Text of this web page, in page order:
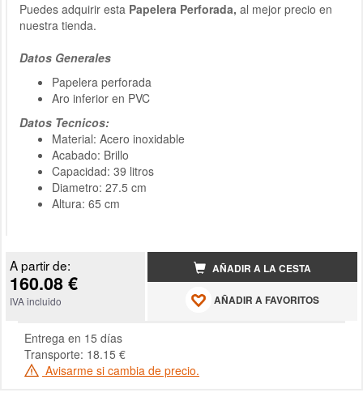
Puedes adquirir esta Papelera Perforada, al mejor precio en
nuestra tienda.
Datos Generales
Papelera perforada
Aro inferior en PVC
Datos Tecnicos:
Material: Acero inoxidable
Acabado: Brillo
Capacidad: 39 litros
Diametro: 27.5 cm
Altura: 65 cm
A partir de:
160.08 €
IVA incluido
AÑADIR A LA CESTA
AÑADIR A FAVORITOS
Entrega en 15 días
Transporte: 18.15 €
Avisarme si cambia de precio.